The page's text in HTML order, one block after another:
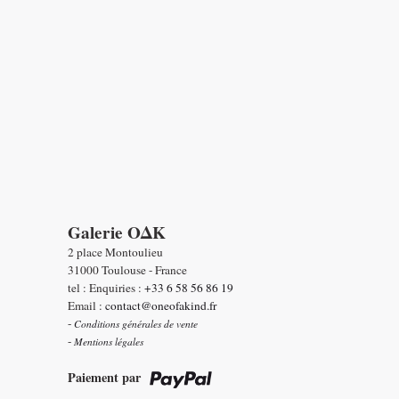
Galerie OΔK
2 place Montoulieu
31000 Toulouse - France
tel : Enquiries : +33 6 58 56 86 19
Email : contact@oneofakind.fr
- Conditions générales de vente
- Mentions légales
Paiement par